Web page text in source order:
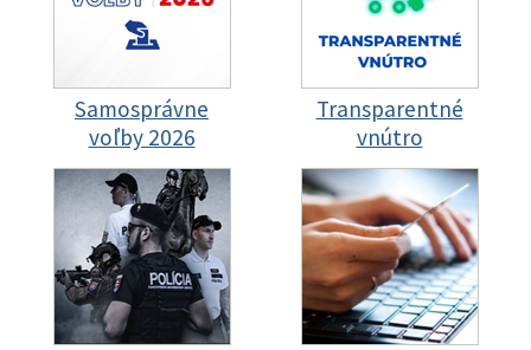
Samosprávne
voľby 2026
Transparentné
vnútro